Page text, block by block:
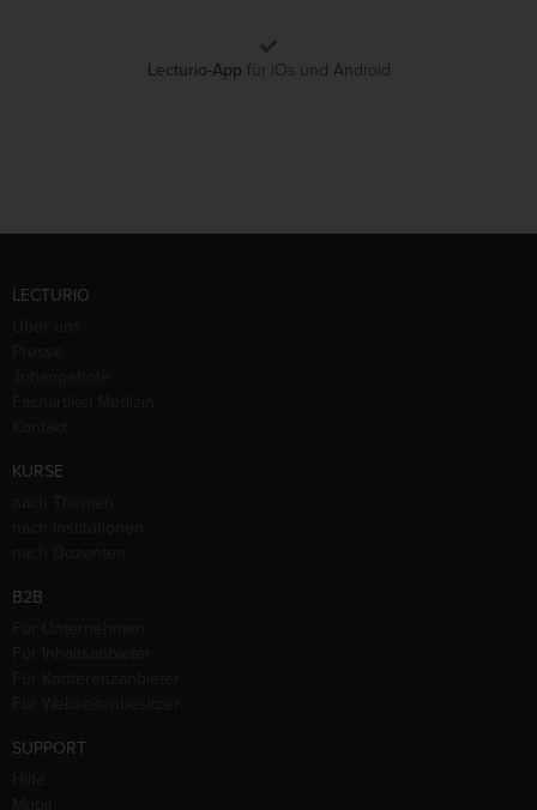
Lecturio-App für iOs und Android
LECTURIO
KURSE
B2B
SUPPORT